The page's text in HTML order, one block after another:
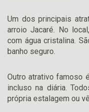
Um dos principais
arroio Jacaré. No
com água cristalina.
banho seguro.
Outro atrativo famoso
incluso na diária.
própria estalagem ou